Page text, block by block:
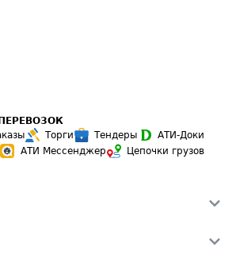
Торги Тендеры
АТИ-Доки
АТИ Мессенджер
Цепочки грузов